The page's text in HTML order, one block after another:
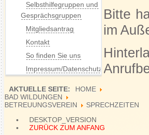
Bitte
im
Selbsthilfegruppen und
Gesprächsgruppen
Mitgliedsantrag
Kontakt
So finden Sie uns
Impressum/Datenschutz
AKTUELLE SEITE:
HOME
BAD WILDUNGEN
BETREUUNGSVEREIN
SPRECHZEITEN
DESKTOP_VERSION
ZURÜCK ZUM ANFANG